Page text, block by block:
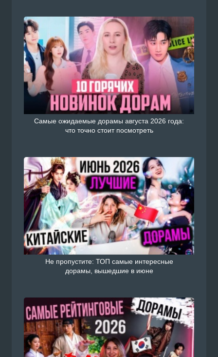
Самые ожидаемые дорамы августа 2026 года:
что точно стоит посмотреть
Не пропустите: ТОП самые интересные
дорамы, вышедшие в июне